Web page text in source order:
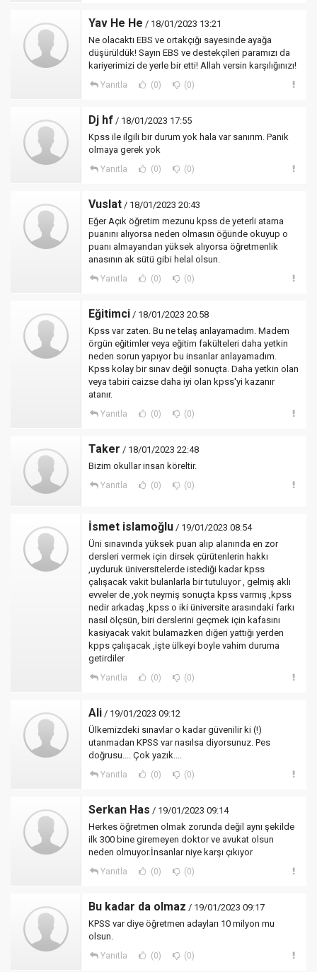
Yav He He / 18/01/2023 13:21
Ne olacaktı EBS ve ortakçığı sayesinde ayağa
düşürüldük! Sayın EBS ve destekçileri paramızı da
kariyerimizi de yerle bir etti! Allah versin karşılığınızı!
Yanıtla (0) (0)
Dj hf / 18/01/2023 17:55
Kpss ile ilgili bir durum yok hala var sanırım. Panik
olmaya gerek yok
Yanıtla (0) (0)
Vuslat / 18/01/2023 20:43
Eğer Açık öğretim mezunu kpss de yeterli atama
puanını alıyorsa neden olmasın öğünde okuyup o
puanı almayandan yüksek alıyorsa öğretmenlik
anasının ak sütü gibi helal olsun.
Yanıtla (0) (0)
Eğitimci / 18/01/2023 20:58
Kpss var zaten. Bu ne telaş anlayamadım. Madem
örgün eğitimler veya eğitim fakülteleri daha yetkin
neden sorun yapıyor bu insanlar anlayamadım.
Kpss kolay bir sınav değil sonuçta. Daha yetkin olan
veya tabiri caizse daha iyi olan kpss'yi kazanır
atanır.
Yanıtla (0) (0)
Taker / 18/01/2023 22:48
Bizim okullar insan köreltir.
Yanıtla (0) (0)
İsmet islamoğlu / 19/01/2023 08:54
Üni sınavında yüksek puan alıp alanında en zor
dersleri vermek için dirsek çürütenlerin hakkı
,uyduruk üniversitelerde istediği kadar kpss
çalışacak vakit bulanlarla bir tutuluyor , gelmiş aklı
evveler de ,yok neymiş sonuçta kpss varmış ,kpss
nedir arkadaş ,kpss o iki üniversite arasındaki farkı
nasıl ölçsün, biri derslerini geçmek için kafasını
kasiyacak vakit bulamazken diğeri yattığı yerden
kpps çalışacak ,işte ülkeyi boyle vahim duruma
getirdiler
Yanıtla (0) (0)
Ali / 19/01/2023 09:12
Ülkemizdeki sınavlar o kadar güvenilir ki (!)
utanmadan KPSS var nasılsa diyorsunuz. Pes
doğrusu.... Çok yazık....
Yanıtla (0) (0)
Serkan Has / 19/01/2023 09:14
Herkes öğretmen olmak zorunda değil aynı şekilde
ilk 300 bine giremeyen doktor ve avukat olsun
neden olmuyor.İnsanlar niye karşı çıkıyor
Yanıtla (0) (0)
Bu kadar da olmaz / 19/01/2023 09:17
KPSS var diye öğretmen adayları 10 milyon mu
olsun.
Yanıtla (0) (0)